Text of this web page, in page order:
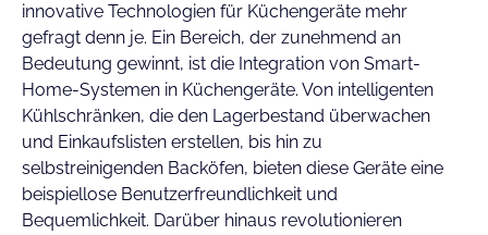
innovative Technologien für Küchengeräte mehr
gefragt denn je. Ein Bereich, der zunehmend an
Bedeutung gewinnt, ist die Integration von Smart-
Home-Systemen in Küchengeräte. Von intelligenten
Kühlschränken, die den Lagerbestand überwachen
und Einkaufslisten erstellen, bis hin zu
selbstreinigenden Backöfen, bieten diese Geräte eine
beispiellose Benutzerfreundlichkeit und
Bequemlichkeit. Darüber hinaus revolutionieren